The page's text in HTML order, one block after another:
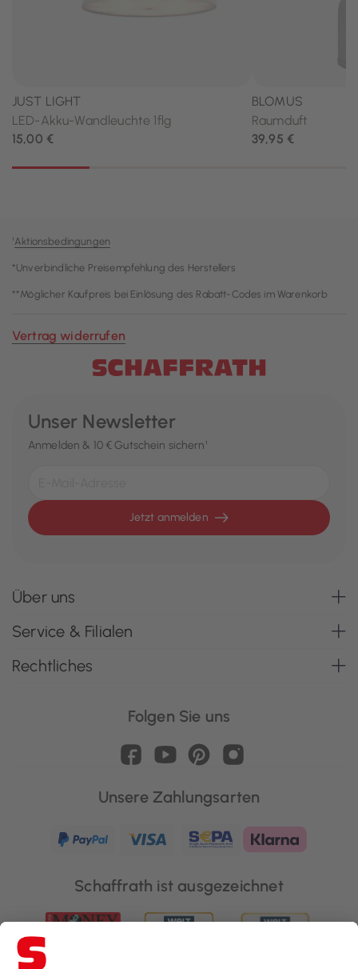
¹Aktionsbedingungen
*Unverbindliche Preisempfehlung des Herstellers
**Möglicher Kaufpreis bei Einlösung des Rabatt-Codes im Warenkorb
Vertrag widerrufen
Unser Newsletter
Anmelden & 10 € Gutschein sichern¹
Jetzt anmelden
Über uns
Service & Filialen
Rechtliches
Folgen Sie uns
Unsere Zahlungsarten
Schaffrath ist ausgezeichnet